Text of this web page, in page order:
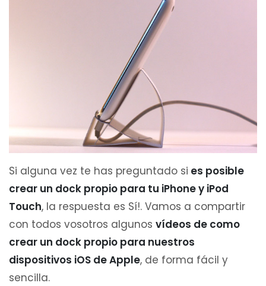
Si alguna vez te has preguntado si es posible
crear un dock propio para tu iPhone y iPod
Touch, la respuesta es Sí!. Vamos a compartir
con todos vosotros algunos vídeos de como
crear un dock propio para nuestros
dispositivos iOS de Apple, de forma fácil y
sencilla.